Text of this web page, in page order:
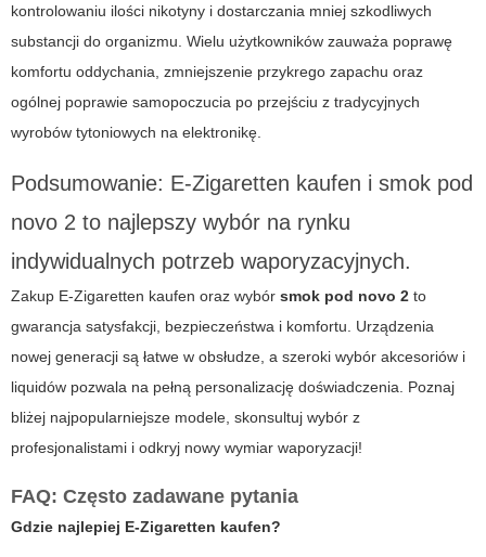
kontrolowaniu ilości nikotyny i dostarczania mniej szkodliwych
substancji do organizmu. Wielu użytkowników zauważa poprawę
komfortu oddychania, zmniejszenie przykrego zapachu oraz
ogólnej poprawie samopoczucia po przejściu z tradycyjnych
wyrobów tytoniowych na elektronikę.
Podsumowanie: E-Zigaretten kaufen i smok pod
novo 2 to najlepszy wybór na rynku
indywidualnych potrzeb waporyzacyjnych.
Zakup E-Zigaretten kaufen oraz wybór smok pod novo 2 to
gwarancja satysfakcji, bezpieczeństwa i komfortu. Urządzenia
nowej generacji są łatwe w obsłudze, a szeroki wybór akcesoriów i
liquidów pozwala na pełną personalizację doświadczenia. Poznaj
bliżej najpopularniejsze modele, skonsultuj wybór z
profesjonalistami i odkryj nowy wymiar waporyzacji!
FAQ: Często zadawane pytania
Gdzie najlepiej E-Zigaretten kaufen?